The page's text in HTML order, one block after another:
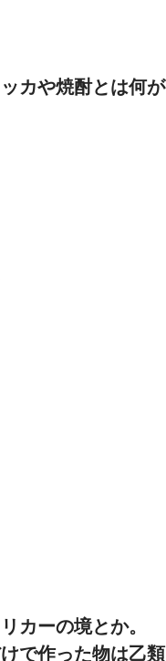
カや焼酎とは何が
カーの境とか。
で作った物は乙類